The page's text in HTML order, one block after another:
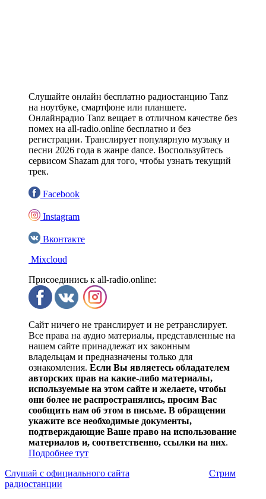
Слушайте онлайн бесплатно радиостанцию Tanz
на ноутбуке, смартфоне или планшете.
Онлайнрадио Tanz вещает в отличном качестве без
помех на all-radio.online бесплатно и без
регистрации. Транслирует популярную музыку и
песни 2026 года в жанре dance. Воспользуйтесь
сервисом Shazam для того, чтобы узнать текущий
трек.
Facebook
Instagram
Вконтакте
Mixcloud
Присоединись к all-radio.online:
Сайт ничего не транслирует и не ретранслирует.
Все права на аудио материалы, представленные на
нашем сайте принадлежат их законным
владельцам и предназначены только для
ознакомления. Если Вы являетесь обладателем
авторских прав на какие-либо материалы,
используемые на этом сайте и желаете, чтобы
они более не распространялись, просим Вас
сообщить нам об этом в письме. В обращении
укажите все необходимые документы,
подтверждающие Ваше право на использование
материалов и, соответственно, ссылки на них.
Подробнее тут
Слушай с официального сайта
Стрим
радиостанции